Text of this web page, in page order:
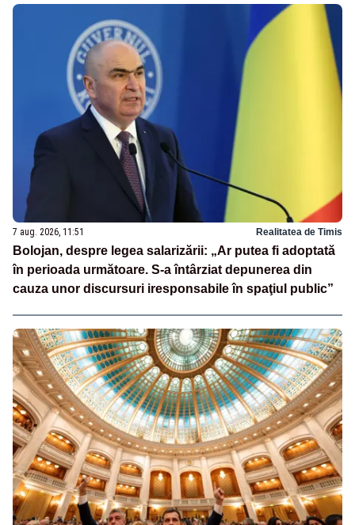
7 aug. 2026, 11:51 Realitatea de Timis
Bolojan, despre legea salarizării: „Ar putea fi adoptată
în perioada următoare. S-a întârziat depunerea din
cauza unor discursuri iresponsabile în spaţiul public”